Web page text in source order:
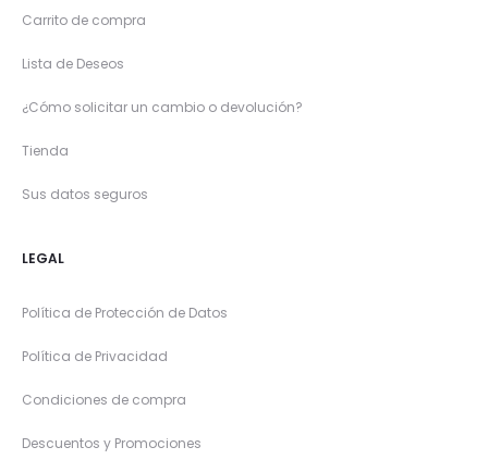
Carrito de compra
Lista de Deseos
¿Cómo solicitar un cambio o devolución?
Tienda
Sus datos seguros
LEGAL
Política de Protección de Datos
Política de Privacidad
Condiciones de compra
Descuentos y Promociones